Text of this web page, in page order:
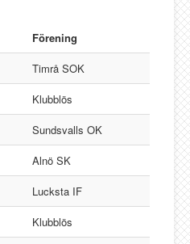
Förening
Timrå SOK
Klubblös
Sundsvalls OK
Alnö SK
Lucksta IF
Klubblös